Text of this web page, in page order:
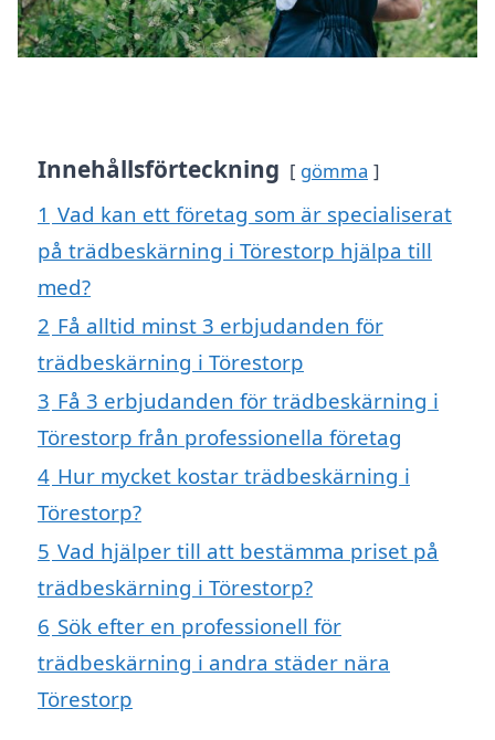
Innehållsförteckning gömma
1 Vad kan ett företag som är specialiserat
på trädbeskärning i Törestorp hjälpa till
med?
2 Få alltid minst 3 erbjudanden för
trädbeskärning i Törestorp
3 Få 3 erbjudanden för trädbeskärning i
Törestorp från professionella företag
4 Hur mycket kostar trädbeskärning i
Törestorp?
5 Vad hjälper till att bestämma priset på
trädbeskärning i Törestorp?
6 Sök efter en professionell för
trädbeskärning i andra städer nära
Törestorp